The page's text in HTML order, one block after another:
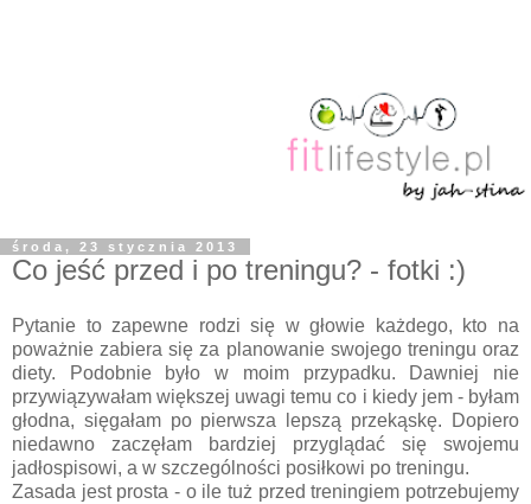
środa, 23 stycznia 2013
Co jeść przed i po treningu? - fotki :)
Pytanie to zapewne rodzi się w głowie każdego, kto na
poważnie zabiera się za planowanie swojego treningu oraz
diety. Podobnie było w moim przypadku. Dawniej nie
przywiązywałam większej uwagi temu co i kiedy jem - byłam
głodna, sięgałam po pierwsza lepszą przekąskę. Dopiero
niedawno zaczęłam bardziej przyglądać się swojemu
jadłospisowi, a w szczególności posiłkowi po treningu.
Zasada jest prosta - o ile tuż przed treningiem potrzebujemy